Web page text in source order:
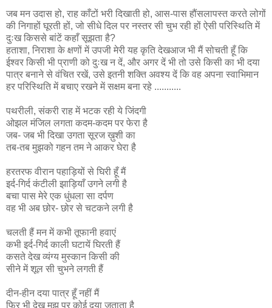
जब मन उदास हो, राह काँटों भरी दिखाती हो, आस-पास हौंसलापस्त करते लोगों
की निगाहों घूरती हों, जो सीधे दिल पर नस्तर सी चुभ रही हों ऐसी परिस्थिति में
दुःख किससे बांटें कहाँ सूझता है?
हताशा, निराशा के क्षणों में उपजी मेरी यह कृति देखआज भी मैं सोचती हूँ कि
ईश्वर किसी भी प्राणी को दुःख न दें, और अगर दें भी तो उसे किसी का भी दया
पात्र बनाने से वंचित रखें, उसे इतनी शक्ति अवश्य दें कि वह अपना स्वाभिमान
हर परिस्थिति में बचाए रखने में सक्षम बना रहे ...........
पथरीली, संकरी राह में भटक रही ये जिंदगी
ओझल मंजिल लगता कदम-कदम पर फेरा है
जब- जब भी दिखा उगता सूरज ख़ुशी का
तब-तब मुझको गहन तम ने आकर घेरा है
हरतरफ वीरान पहाड़ियों से घिरी हूँ मैं
इर्द-गिर्द कंटीली झाड़ियाँ उगने लगी है
बचा पास मेरे एक धुंधला सा दर्पण
वह भी अब छोर- छोर से चटकने लगी है
चलती हैं मन में कभी तूफानी हवाएं
कभी इर्द-गिर्द काली घटायें घिरती हैं
कसते देख व्यंग्य मुस्कान किसी की
सीने में शूल सी चुभने लगती हैं
दीन-हीन दया पात्र हूँ नहीं मैं
फिर भी देख मुझ पर कोई दया जताता है